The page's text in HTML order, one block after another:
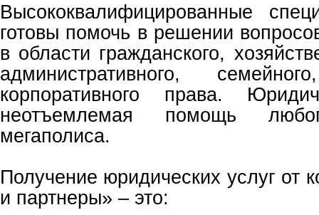
Высококвалифицированные
готовы помочь в решении
в области гражданского,
административного,
корпоративного права.
неотъемлемая помощь
мегаполиса.
Получение юридических услуг от
и партнеры» – это: